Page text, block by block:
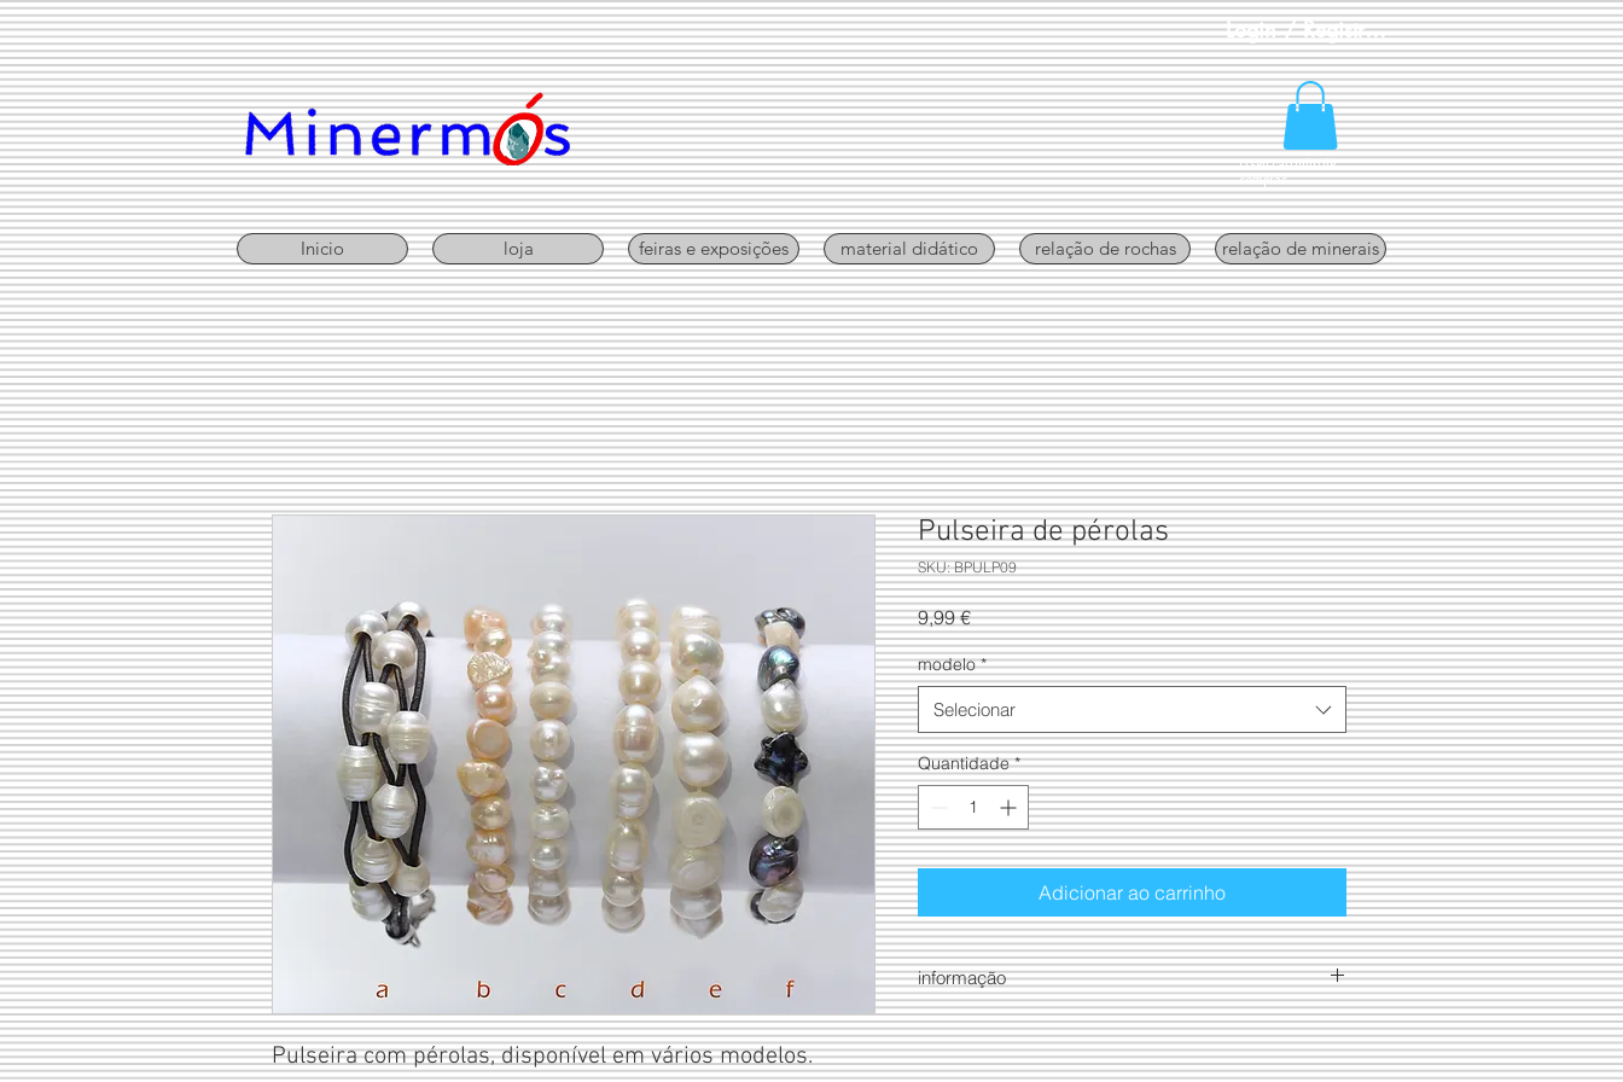
Login / Registre-se
O seu carrinho de
compras
Inicio loja feiras e exposições material didático relação de rochas relação de minerais
Pulseira com pérolas, disponível em vários modelos.
Pulseira de pérolas
SKU: BPULP09
9,99 €Preço
modelo *
Selecionar
Quantidade *
Adicionar ao carrinho
informação
cada peça é unica